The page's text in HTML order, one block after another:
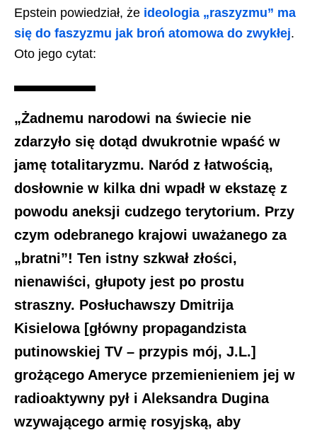
Epstein powiedział, że ideologia „raszyzmu” ma
się do faszyzmu jak broń atomowa do zwykłej.
Oto jego cytat:
„Żadnemu narodowi na świecie nie
zdarzyło się dotąd dwukrotnie wpaść w
jamę totalitaryzmu. Naród z łatwością,
dosłownie w kilka dni wpadł w ekstazę z
powodu aneksji cudzego terytorium. Przy
czym odebranego krajowi uważanego za
„bratni”! Ten istny szkwał złości,
nienawiści, głupoty jest po prostu
straszny. Posłuchawszy Dmitrija
Kisielowa [główny propagandzista
putinowskiej TV – przypis mój, J.L.]
grożącego Ameryce przemienieniem jej w
radioaktywny pył i Aleksandra Dugina
wzywającego armię rosyjską, aby